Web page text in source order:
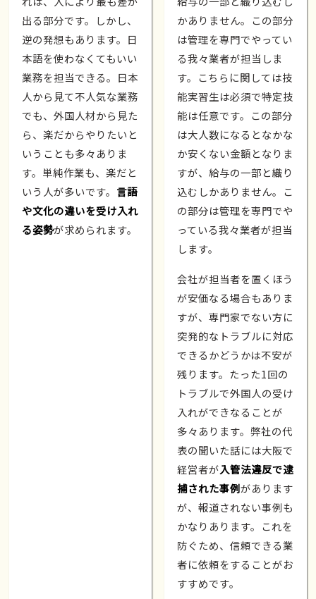
出る部分です。しかし、
逆の発想もあります。日
本語を使わなくてもいい
業務を担当できる。日本
人から見て不人気な業務
でも、外国人材から見た
ら、楽だからやりたいと
いうことも多々ありま
す。単純作業も、楽だと
いう人が多いです。 言語
や文化の違いを受け入れ
る姿勢が求められます。
かありません。この部分
は管理を専門でやってい
る我々業者が担当しま
す。こちらに関しては技
能実習生は必須で特定技
能は任意です。この部分
は大人数になるとなかな
か安くない金額となりま
すが、給与の一部と織り
込むしかありません。こ
の部分は管理を専門でや
っている我々業者が担当
します。
会社が担当者を置くほう
が安価なる場合もありま
すが、専門家でない方に
突発的なトラブルに対応
できるかどうかは不安が
残ります。たった1回の
トラブルで外国人の受け
入れができなることが
多々あります。弊社の代
表の聞いた話には大阪で
経営者が入管法違反で逮
捕された事例があります
が、報道されない事例も
かなりあります。これを
防ぐため、信頼できる業
者に依頼をすることがお
すすめです。